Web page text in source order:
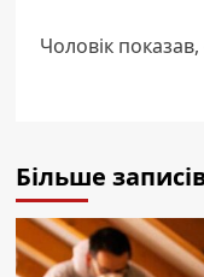
Чоловік
Більше